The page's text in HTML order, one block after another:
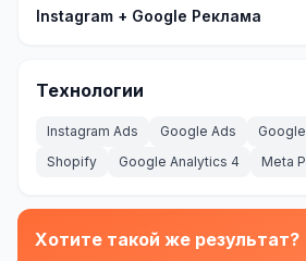
SEO-тексты
Статьи и блоги
Техническая документация
Рекламные ролики
Instagram + Google Реклама
Технологии
Instagram Ads Google Ads
Shopify
Google Analytics 4 Meta
Хотите такой же результат?